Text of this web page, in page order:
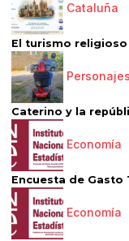
Cataluña
El turismo
Personajes
Caterino y la
Economía
Encuesta de Gasto
Economía